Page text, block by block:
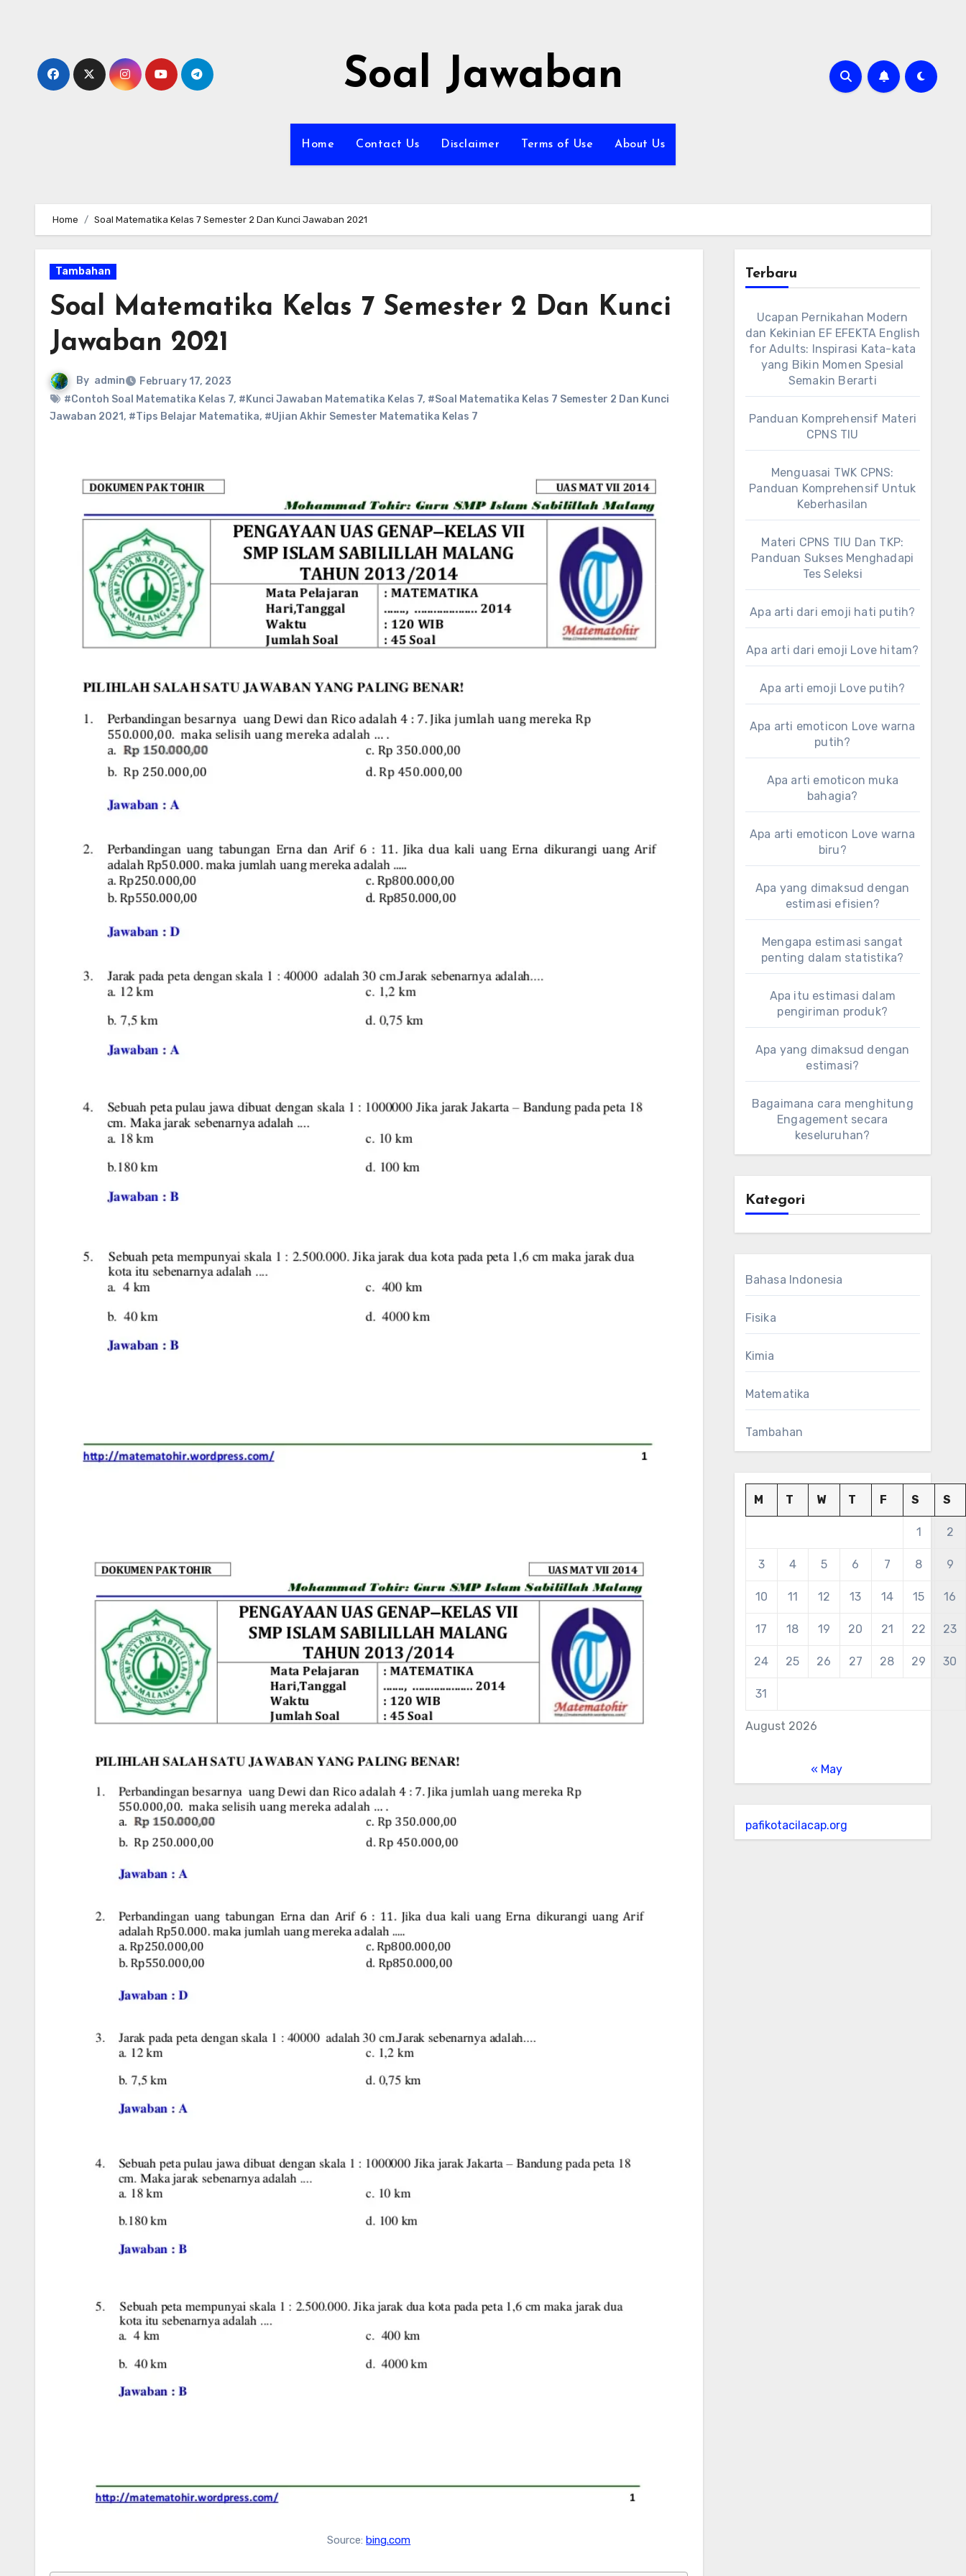
Soal Jawaban
Home Contact Us Disclaimer Terms of Use About Us
Home Soal Matematika Kelas 7 Semester 2 Dan Kunci Jawaban 2021
Tambahan
Soal Matematika Kelas 7 Semester 2 Dan Kunci
Jawaban 2021
By admin
February 17, 2023
#Contoh Soal Matematika Kelas 7, #Kunci Jawaban Matematika Kelas 7, #Soal Matematika Kelas 7 Semester 2 Dan Kunci
Jawaban 2021, #Tips Belajar Matematika, #Ujian Akhir Semester Matematika Kelas 7
Source:bing.com
Terbaru
Ucapan Pernikahan Modern
dan Kekinian EF EFEKTA English
for Adults: Inspirasi Kata-kata
yang Bikin Momen Spesial
Semakin Berarti
Panduan Komprehensif Materi
CPNS TIU
Menguasai TWK CPNS:
Panduan Komprehensif Untuk
Keberhasilan
Materi CPNS TIU Dan TKP:
Panduan Sukses Menghadapi
Tes Seleksi
Apa arti dari emoji hati putih?
Apa arti dari emoji Love hitam?
Apa arti emoji Love putih?
Apa arti emoticon Love warna
putih?
Apa arti emoticon muka
bahagia?
Apa arti emoticon Love warna
biru?
Apa yang dimaksud dengan
estimasi efisien?
Mengapa estimasi sangat
penting dalam statistika?
Apa itu estimasi dalam
pengiriman produk?
Apa yang dimaksud dengan
estimasi?
Bagaimana cara menghitung
Engagement secara
keseluruhan?
Kategori
Bahasa Indonesia
Fisika
Kimia
Matematika
Tambahan
August 2026
M T W T F S S
1 2
3 4 5 6 7 8 9
10 11 12 13 14 15 16
17 18 19 20 21 22 23
24 25 26 27 28 29 30
31
« May
pafikotacilacap.org